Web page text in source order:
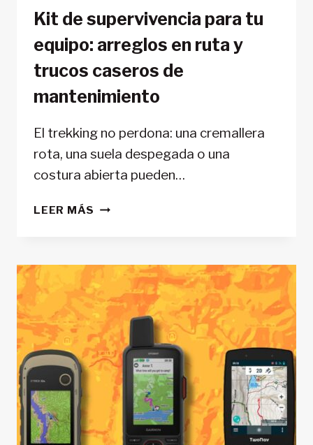
Kit de supervivencia para tu
equipo: arreglos en ruta y
trucos caseros de
mantenimiento
El trekking no perdona: una cremallera
rota, una suela despegada o una
costura abierta pueden…
LEER MÁS KIT
TU
EQUIPO:
ARREGLOS
EN
RUTA
Y
TRUCOS
CASEROS
MANTENIMIENTO